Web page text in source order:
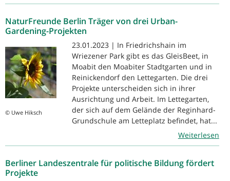
NaturFreunde Berlin Träger von drei Urban-
Gardening-Projekten
© Uwe Hiksch
23.01.2023 | In Friedrichshain im
Wriezener Park gibt es das GleisBeet, in
Moabit den Moabiter Stadtgarten und in
Reinickendorf den Lettegarten. Die drei
Projekte unterscheiden sich in ihrer
Ausrichtung und Arbeit. Im Lettegarten,
der sich auf dem Gelände der Reginhard-
Grundschule am Letteplatz befindet, hat...
Weiterlesen
Berliner Landeszentrale für politische Bildung fördert
Projekte